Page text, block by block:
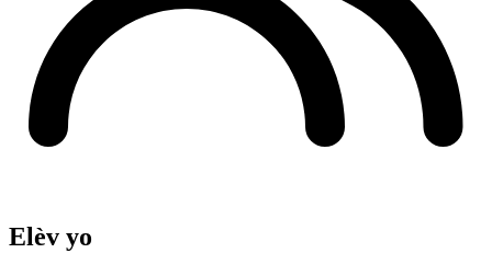
Elèv yo